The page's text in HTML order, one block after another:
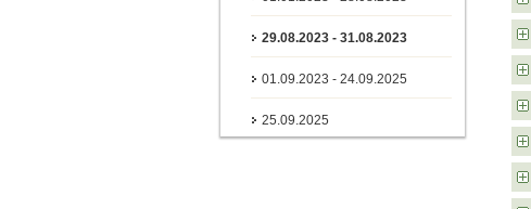
29.08.2023 - 31.08.2023
01.09.2023 - 24.09.2025
25.09.2025